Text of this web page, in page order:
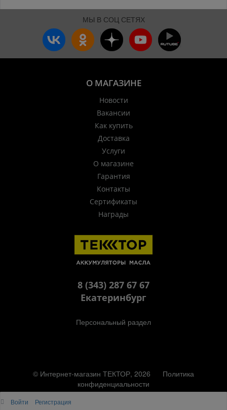
МЫ В СОЦ СЕТЯХ
О МАГАЗИНЕ
Новости
Вакансии
Как купить
Доставка
Услуги
О магазине
Гарантия
Контакты
Сертификаты
Награды
8 (343) 287 67 67
Екатеринбург
Персональный раздел
© Интернет-магазин ТЕКТОР, 2026
Политика
конфиденциальности
Наверх
Войти
Регистрация